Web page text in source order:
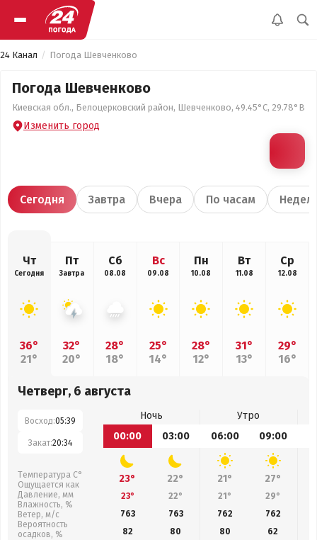
24 Канал Погода Шевченково
Погода Шевченково
Киевская обл., Белоцерковский район, Шевченково, 49.45°С, 29.78°В
Изменить город
Сегодня Завтра Вчера По часам
Чт
Сегодня
36°
21°
Пт
Завтра
32°
20°
Сб
08.08
28°
18°
Вс
09.08
25°
14°
Пн
10.08
28°
12°
Вт
11.08
31°
13°
Ср
12.08
29°
16°
Четверг, 6 августа
Восход:05:39
Закат:20:34
Температура С°
Ощущается как
Давление, мм
Влажность, %
Ветер, м/с
Вероятность
осадков, %
Ночь
Утро
00:00
03:00 06:00 09:00
23° 22° 21° 27°
23° 22° 21° 29°
763
763 762 762
82
80 80
62